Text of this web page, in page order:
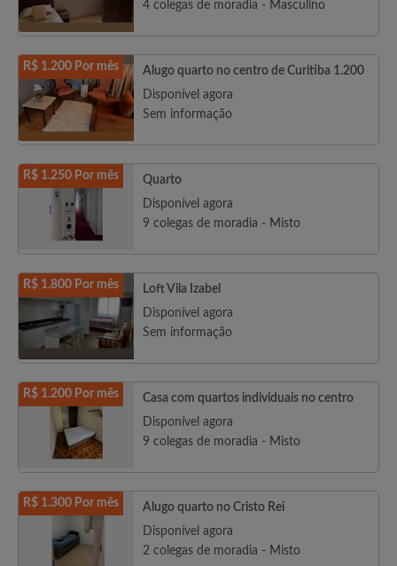
4 colegas de moradia - Masculino
R$ 1.200 Por mês
Alugo quarto no centro de Curitiba 1.200
Disponível agora
Sem informação
R$ 1.250 Por mês
Quarto
Disponível agora
9 colegas de moradia - Misto
R$ 1.800 Por mês
Loft Vila Izabel
Disponível agora
Sem informação
R$ 1.200 Por mês
Casa com quartos individuais no centro
Disponível agora
9 colegas de moradia - Misto
R$ 1.300 Por mês
Alugo quarto no Cristo Rei
Disponível agora
2 colegas de moradia - Misto